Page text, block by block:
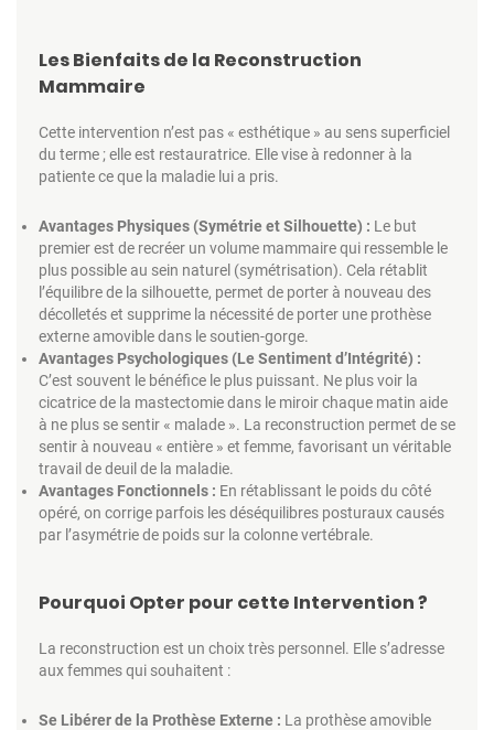
Les Bienfaits de la Reconstruction
Mammaire
Cette intervention n’est pas « esthétique » au sens superficiel
du terme ; elle est restauratrice. Elle vise à redonner à la
patiente ce que la maladie lui a pris.
Avantages Physiques (Symétrie et Silhouette) : Le but
premier est de recréer un volume mammaire qui ressemble le
plus possible au sein naturel (symétrisation). Cela rétablit
l’équilibre de la silhouette, permet de porter à nouveau des
décolletés et supprime la nécessité de porter une prothèse
externe amovible dans le soutien-gorge.
Avantages Psychologiques (Le Sentiment d’Intégrité) :
C’est souvent le bénéfice le plus puissant. Ne plus voir la
cicatrice de la mastectomie dans le miroir chaque matin aide
à ne plus se sentir « malade ». La reconstruction permet de se
sentir à nouveau « entière » et femme, favorisant un véritable
travail de deuil de la maladie.
Avantages Fonctionnels : En rétablissant le poids du côté
opéré, on corrige parfois les déséquilibres posturaux causés
par l’asymétrie de poids sur la colonne vertébrale.
Pourquoi Opter pour cette Intervention ?
La reconstruction est un choix très personnel. Elle s’adresse
aux femmes qui souhaitent :
Se Libérer de la Prothèse Externe : La prothèse amovible